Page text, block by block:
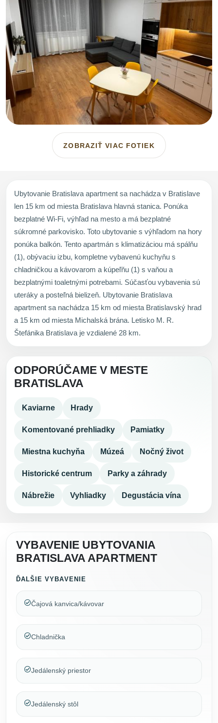
ZOBRAZIŤ VIAC FOTIEK
Ubytovanie Bratislava apartment sa nachádza v Bratislave
len 15 km od miesta Bratislava hlavná stanica. Ponúka
bezplatné Wi-Fi, výhľad na mesto a má bezplatné
súkromné parkovisko. Toto ubytovanie s výhľadom na hory
ponúka balkón. Tento apartmán s klimatizáciou má spálňu
(1), obývaciu izbu, kompletne vybavenú kuchyňu s
chladničkou a kávovarom a kúpeľňu (1) s vaňou a
bezplatnými toaletnými potrebami. Súčasťou vybavenia sú
uteráky a posteľná bielizeň. Ubytovanie Bratislava
apartment sa nachádza 15 km od miesta Bratislavský hrad
a 15 km od miesta Michalská brána. Letisko M. R.
Štefánika Bratislava je vzdialené 28 km.
ODPORÚČAME V MESTE
BRATISLAVA
Kaviarne Hrady
Komentované prehliadky Pamiatky
Miestna kuchyňa Múzeá Nočný život
Historické centrum Parky a záhrady
Nábrežie Vyhliadky Degustácia vína
VYBAVENIE UBYTOVANIA
BRATISLAVA APARTMENT
ĎALŠIE VYBAVENIE
Čajová kanvica/kávovar
Chladnička
Jedálenský priestor
Jedálenský stôl